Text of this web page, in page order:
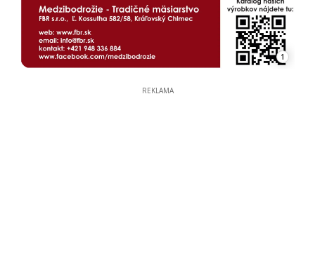
1
REKLAMA